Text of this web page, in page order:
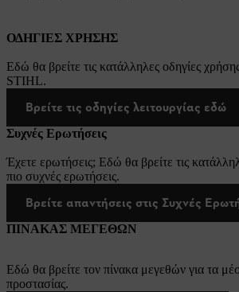
ΟΔΗΓΙΕΣ ΧΡΗΣΗΣ
Εδώ θα βρείτε τις κατάλληλες οδηγίες
STIHL.
Βρείτε τις οδηγίες λειτουργίας εδώ
Συχνές Ερωτήσεις
Έχετε ερωτήσεις; Εδώ θα βρείτε τις
πιο συχνές ερωτήσεις.
Βρείτε απαντήσεις στις Συχνές
ΠΙΝΑΚΑΣ ΜΕΓΕΘΩΝ
Εδώ θα βρείτε τον πίνακα μεγεθών για τα
προστασίας.